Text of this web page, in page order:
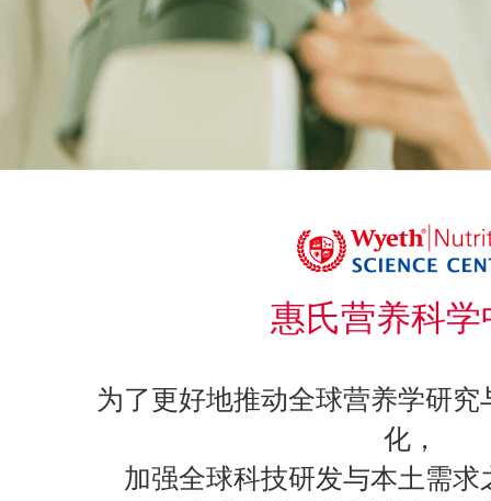
惠氏营养科学
为了更好地推动全球营养学研
化，
加强全球科技研发与本土需求